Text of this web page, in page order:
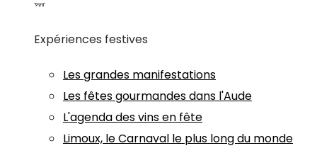
Expériences festives
Les grandes manifestations
Les fêtes gourmandes dans l'Aude
L'agenda des vins en fête
Limoux, le Carnaval le plus long du monde